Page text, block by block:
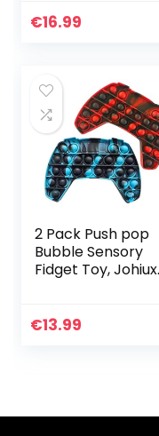
Noden Figetget
€16.99
2 Pack Push pop
Bubble Sensory
Fidget Toy, Johiux
Noden Sensory
€13.99